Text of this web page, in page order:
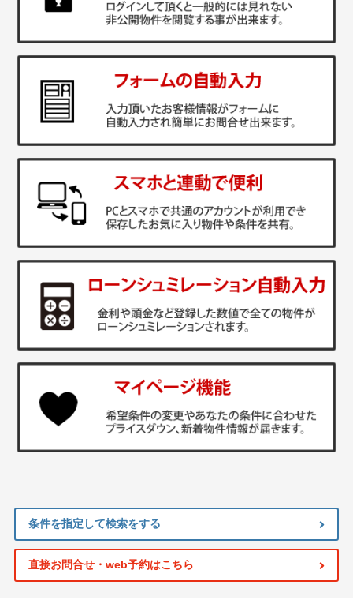
条件を指定して検索をする
直接お問合せ・web予約はこちら